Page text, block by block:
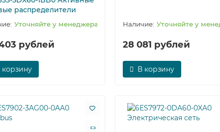
распределители
Уточняйте у менеджера
рублей
корзину
Уточняйте у
28 081 рублей
В корзину